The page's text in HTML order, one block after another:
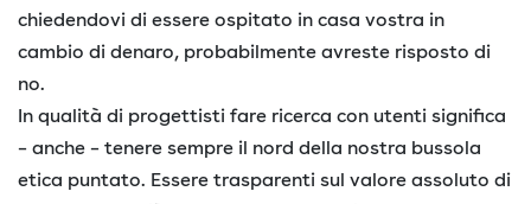
chiedendovi di essere ospitato in casa vostra in
cambio di denaro, probabilmente avreste risposto di
no.
In qualità di progettisti fare ricerca con utenti significa
– anche – tenere sempre il nord della nostra bussola
etica puntato. Essere trasparenti sul valore assoluto di